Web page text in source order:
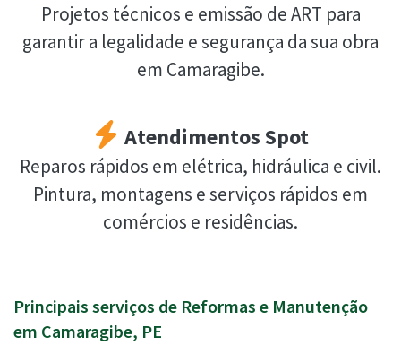
Projetos técnicos e emissão de ART para
garantir a legalidade e segurança da sua obra
em Camaragibe.
Atendimentos Spot
Reparos rápidos em elétrica, hidráulica e civil.
Pintura, montagens e serviços rápidos em
comércios e residências.
Principais serviços de Reformas e Manutenção
em Camaragibe, PE